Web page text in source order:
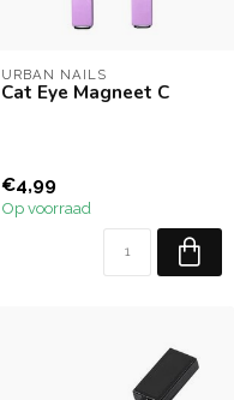
URBAN NAILS
Cat Eye Magneet C
€4,99
Op voorraad